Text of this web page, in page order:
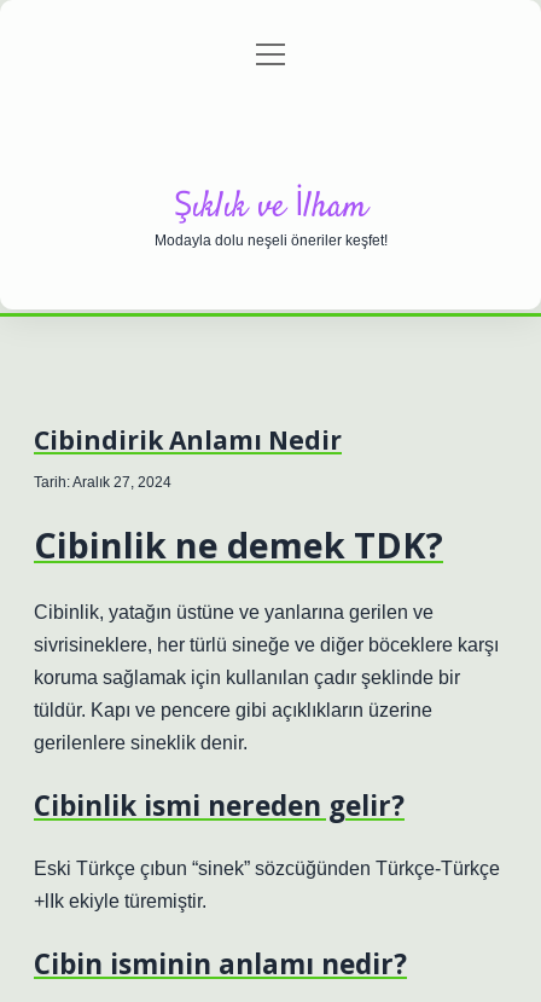
Gizlilik Politikası
menüyü
Şıklık ve İlham
Modayla dolu neşeli öneriler keşfet!
Cibindirik Anlamı Nedir
Tarih: Aralık 27, 2024
Cibinlik ne demek TDK?
Cibinlik, yatağın üstüne ve yanlarına gerilen ve
sivrisineklere, her türlü sineğe ve diğer böceklere karşı
koruma sağlamak için kullanılan çadır şeklinde bir
tüldür. Kapı ve pencere gibi açıklıkların üzerine
gerilenlere sineklik denir.
Cibinlik ismi nereden gelir?
Eski Türkçe çıbun “sinek” sözcüğünden Türkçe-Türkçe
+lIk ekiyle türemiştir.
Cibin isminin anlamı nedir?